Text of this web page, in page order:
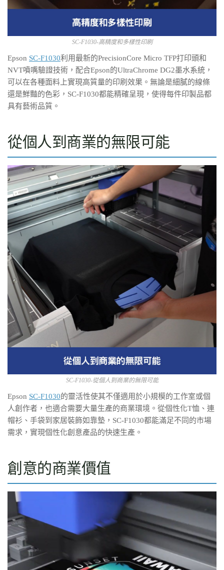
SC-F1030-高精度和多樣性印刷
Epson SC-F1030利用最新的PrecisionCore Micro TFP打印頭和
NVT噴嘴驗證技術，配合Epson的UltraChrome DG2墨水系統，
可以在各種面料上實現高質量的印刷效果。無論是細膩的線條
還是鮮豔的色彩，SC-F1030都能精確呈現，使得每件印製品都
具有藝術品質。
從個人到商業的無限可能
SC-F1030-從個人到商業的無限可能
Epson SC-F1030的靈活性使其不僅適用於小規模的工作室或個
人創作者，也適合需要大量生產的商業環境。從個性化T恤、連
帽衫、手袋到家居裝飾如靠墊，SC-F1030都能滿足不同的市場
需求，實現個性化創意產品的快速生產。
創意的商業價值